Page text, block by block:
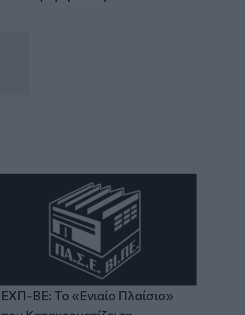
ΕΧΠ-ΒΕ: Το «Ενιαίο Πλαίσιο»